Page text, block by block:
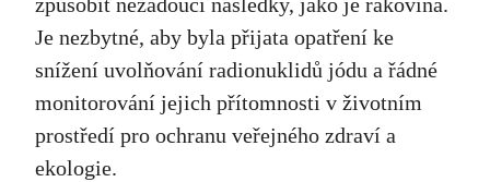
Je nezbytné, aby byla přijata opatření ke
snížení uvolňování radionuklidů jódu a řádné
monitorování jejich přítomnosti v životním
prostředí pro ochranu veřejného zdraví a
ekologie.